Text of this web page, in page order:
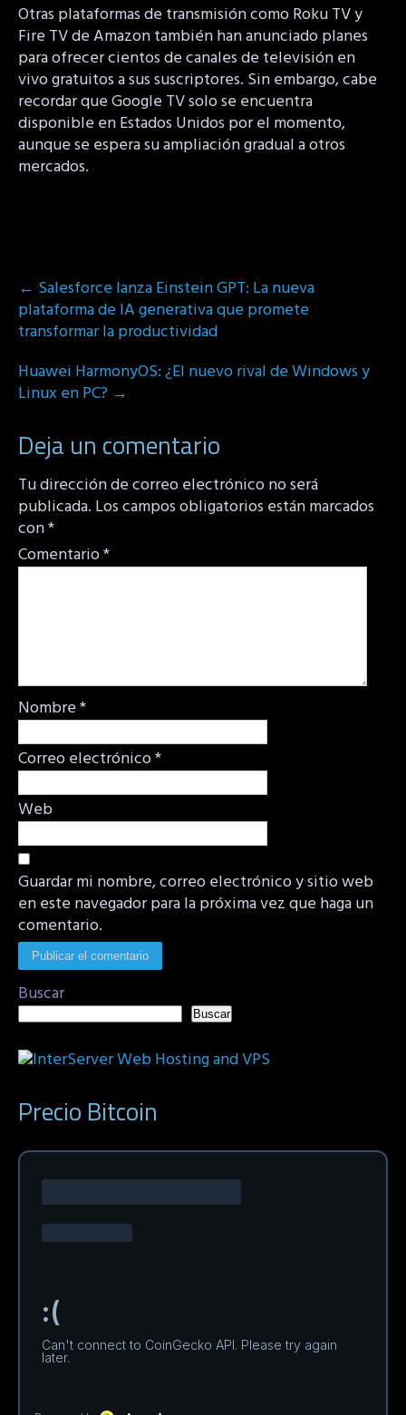
Otras plataformas de transmisión como Roku TV y
Fire TV de Amazon también han anunciado planes
para ofrecer cientos de canales de televisión en
vivo gratuitos a sus suscriptores. Sin embargo, cabe
recordar que Google TV solo se encuentra
disponible en Estados Unidos por el momento,
aunque se espera su ampliación gradual a otros
mercados.
Post
navigation
← Salesforce lanza Einstein GPT: La nueva
plataforma de IA generativa que promete
transformar la productividad
Huawei HarmonyOS: ¿El nuevo rival de Windows y
Linux en PC? →
Deja un comentario
Tu dirección de correo electrónico no será
publicada. Los campos obligatorios están marcados
con*
Comentario*
Nombre*
Correo electrónico*
Web
Guardar mi nombre, correo electrónico y sitio web
en este navegador para la próxima vez que haga un
comentario.
Buscar
Buscar
Precio Bitcoin